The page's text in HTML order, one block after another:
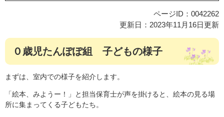
ページID：0042262
更新日：2023年11月16日更新
０歳児たんぽぽ組 子どもの様子
まずは、室内での様子を紹介します。
「絵本、みようー！」と担当保育士が声を掛けると、絵本の見る場
所に集まってくる子どもたち。